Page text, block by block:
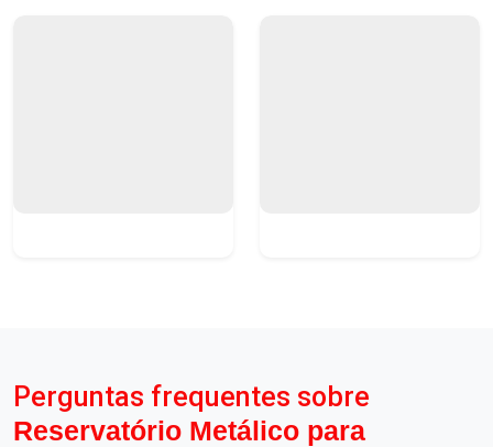
Perguntas frequentes sobre
Reservatório Metálico para